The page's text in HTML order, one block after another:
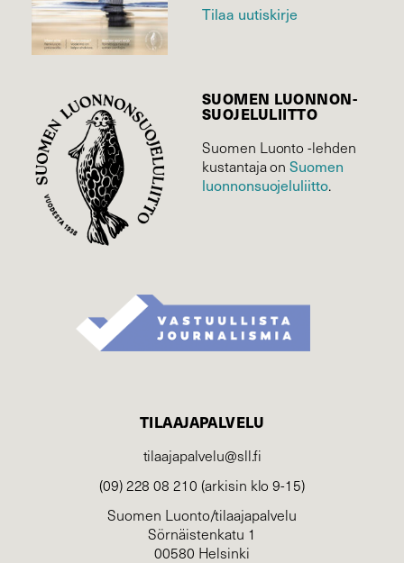
Tilaa uutiskirje
SUOMEN LUONNON­
SUOJELU­LIITTO
Suomen Luonto -lehden
kustantaja onSuomen
luonnonsuojelu­liitto.
TILAAJAPALVELU
tilaajapalvelu@sll.fi
(09) 228 08 210 (arkisin klo 9-15)
Suomen Luonto/tilaajapalvelu
Sörnäistenkatu 1
00580 Helsinki